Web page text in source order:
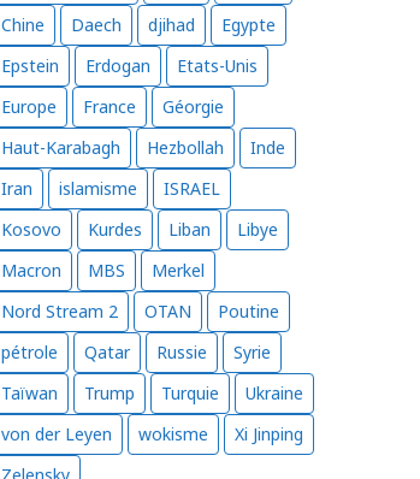
Chine
Daech djihad
Egypte
Epstein
Erdogan
Etats-Unis
Europe
France
Géorgie
Haut-Karabagh
Hezbollah
Inde
Iran
islamisme
ISRAEL
Kosovo
Kurdes Liban
Libye
Macron
MBS
Merkel
Nord Stream 2
OTAN
Poutine
pétrole
Qatar Russie
Syrie
Taïwan
Trump Turquie
Ukraine
von der Leyen
wokisme
Xi Jinping
Zelensky